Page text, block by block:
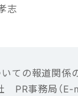
志
い‌ての報‌道‌関‌係‌
‌PR事務局（E-